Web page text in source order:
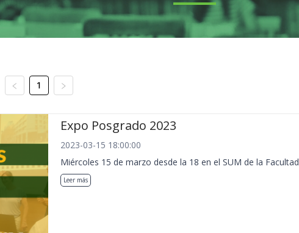
1
Expo Posgrado 2023
2023-03-15 18:00:00
Miércoles 15 de marzo desde la 18 en el SUM de la Facultad
Leer más